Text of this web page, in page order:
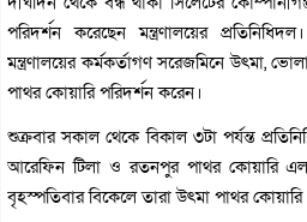
পরিদর্শন করেছেন মন্ত্রণালয়ের
মন্ত্রণালয়ের কর্মকর্তাগণ সরেজমিনে উৎমা,
পাথর কোয়ারি পরিদর্শন করেন।
শুক্রবার সকাল থেকে বিকাল ৩টা পর্যন্ত
আরেফিন টিলা ও রতনপুর পাথর কোয়ারি
বৃহস্পতিবার বিকেলে তারা উৎমা পাথর কোয়ারি